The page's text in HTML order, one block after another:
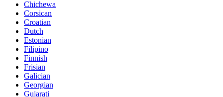
Chichewa
Corsican
Croatian
Dutch
Estonian
Filipino
Finnish
Frisian
Galician
Georgian
Gujarati